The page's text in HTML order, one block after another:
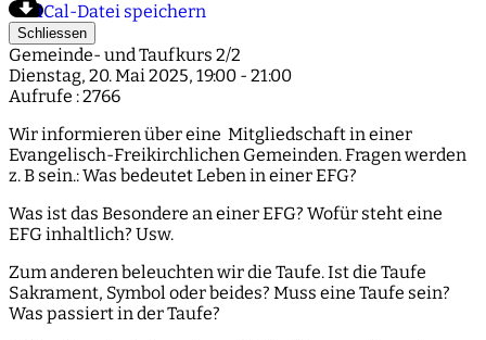
iCal-Datei speichern
Schliessen
Gemeinde- und Taufkurs 2/2
Dienstag, 20. Mai 2025, 19:00 - 21:00
Aufrufe : 2766
Wir informieren über eine Mitgliedschaft in einer
Evangelisch-Freikirchlichen Gemeinden. Fragen werden
z. B sein.: Was bedeutet Leben in einer EFG?
Was ist das Besondere an einer EFG? Wofür steht eine
EFG inhaltlich? Usw.
Zum anderen beleuchten wir die Taufe. Ist die Taufe
Sakrament, Symbol oder beides? Muss eine Taufe sein?
Was passiert in der Taufe?